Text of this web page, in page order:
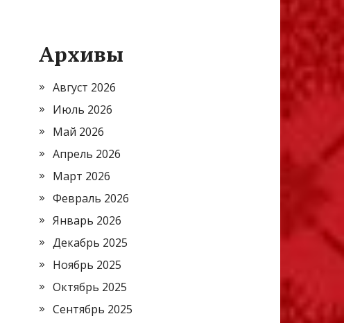
Архивы
Август 2026
Июль 2026
Май 2026
Апрель 2026
Март 2026
Февраль 2026
Январь 2026
Декабрь 2025
Ноябрь 2025
Октябрь 2025
Сентябрь 2025